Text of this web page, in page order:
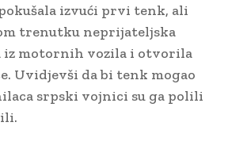
izvući prvi tenk, ali
trenutku neprijateljska
iz motornih vozila i otvorila
Uvidjevši da bi tenk mogao
srpski vojnici su ga polili